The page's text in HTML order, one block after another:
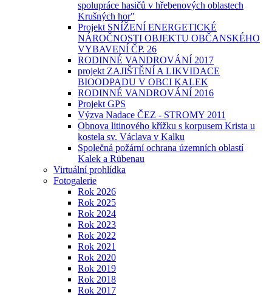
spolupráce hasičů v hřebenových oblastech
Krušných hor"
Projekt SNÍŽENÍ ENERGETICKÉ
NÁROČNOSTI OBJEKTU OBČANSKÉHO
VYBAVENÍ ČP. 26
RODINNÉ VANDROVÁNÍ 2017
projekt ZAJIŠTĚNÍ A LIKVIDACE
BIOODPADU V OBCI KALEK
RODINNÉ VANDROVÁNÍ 2016
Projekt GPS
Výzva Nadace ČEZ - STROMY 2011
Obnova litinového křížku s korpusem Krista u
kostela sv. Václava v Kalku
Společná požární ochrana územních oblastí
Kalek a Rübenau
Virtuální prohlídka
Fotogalerie
Rok 2026
Rok 2025
Rok 2024
Rok 2023
Rok 2022
Rok 2021
Rok 2020
Rok 2019
Rok 2018
Rok 2017